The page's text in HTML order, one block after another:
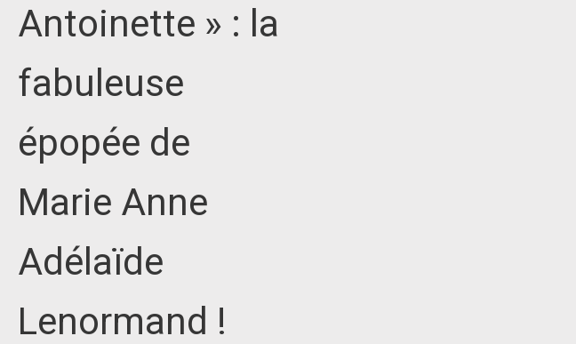
Antoinette » : la
fabuleuse
épopée de
Marie Anne
Adélaïde
Lenormand !